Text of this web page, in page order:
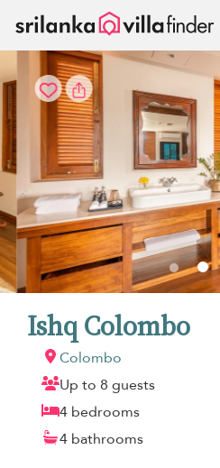
Ishq Colombo
Colombo
Up to 8 guests
4 bedrooms
4 bathrooms
Panel de gestión de cookies